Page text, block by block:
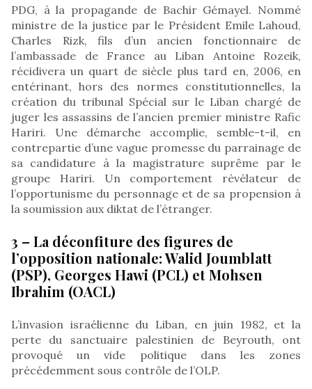
PDG, à la propagande de Bachir Gémayel. Nommé
ministre de la justice par le Président Emile Lahoud,
Charles Rizk, fils d’un ancien fonctionnaire de
l’ambassade de France au Liban Antoine Rozeik,
récidivera un quart de siècle plus tard en, 2006, en
entérinant, hors des normes constitutionnelles, la
création du tribunal Spécial sur le Liban chargé de
juger les assassins de l’ancien premier ministre Rafic
Hariri. Une démarche accomplie, semble-t-il, en
contrepartie d’une vague promesse du parrainage de
sa candidature à la magistrature suprême par le
groupe Hariri. Un comportement révélateur de
l’opportunisme du personnage et de sa propension à
la soumission aux diktat de l’étranger.
3 – La déconfiture des figures de
l’opposition nationale: Walid Joumblatt
(PSP), Georges Hawi (PCL) et Mohsen
Ibrahim (OACL)
L’invasion israélienne du Liban, en juin 1982, et la
perte du sanctuaire palestinien de Beyrouth, ont
provoqué un vide politique dans les zones
précédemment sous contrôle de l’OLP.